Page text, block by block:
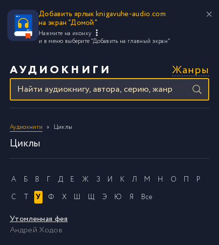
Добавить ярлык knigavuhe-audio.com
на экран "Домой"
Нажмите на иконку
и в меню выберите "Добавить на главный экран"
АУДИОКНИГИ Жанры
Аудиокниги Циклы
Циклы
А Б В Г Д Е Ж З И К Л М Н О П
Р
С
Т У Ф Х Ш Щ Э Ю Я Все
Утомленная фея
Андрей Ходов